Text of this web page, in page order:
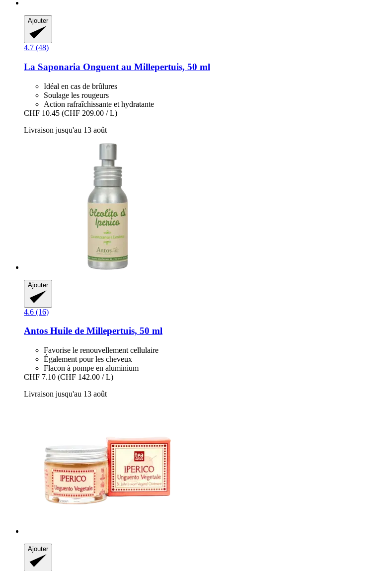
Ajouter
4.7 (48)
La Saponaria Onguent au Millepertuis, 50 ml
Idéal en cas de brûlures
Soulage les rougeurs
Action rafraîchissante et hydratante
CHF 10.45 (CHF 209.00 / L)
Livraison jusqu'au 13 août
Ajouter
4.6 (16)
Antos Huile de Millepertuis, 50 ml
Favorise le renouvellement cellulaire
Également pour les cheveux
Flacon à pompe en aluminium
CHF 7.10 (CHF 142.00 / L)
Livraison jusqu'au 13 août
Ajouter